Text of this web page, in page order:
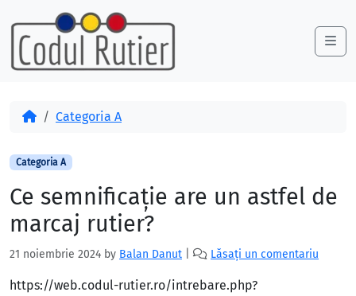
Skip to content
Skip to footer
AcasăCategoria A
Categoria A
Ce semnificaţie are un astfel de
marcaj rutier?
21 noiembrie 2024 by Balan Danut Lăsați un comentariu
https://web.codul-rutier.ro/intrebare.php?